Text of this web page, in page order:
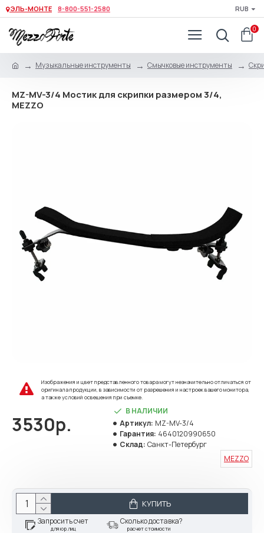
ЭЛЬ-МОНТЕ 8-800-551-2580 RUB
0
Музыкальные инструменты Смычковые инструменты
MZ-MV-3/4 Мостик для скрипки размером 3/4,
MEZZO
Изображения и цвет представленного товара могут незначительно отличаться от
оригинала продукции, в зависимости от разрешения и настроек вашего монитора,
а также условий освещения при съемке.
3530р.
В НАЛИЧИИ
Артикул: MZ-MV-3/4
Гарантия: 4640120990650
Склад: Санкт-Петербург
MEZZO
КУПИТЬ
Запросить счет
для юр.лиц
Сколько доставка?
расчет стоимости